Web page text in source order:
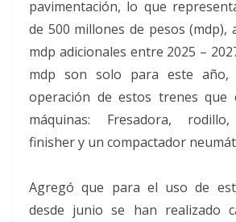
pavimentación, lo que
de 500 millones de pesos (mdp),
mdp adicionales entre 2025 –
mdp son solo para este
operación de estos trenes que
máquinas: Fresadora,
finisher y un compactador
Agregó que para el uso de
desde junio se han realizado